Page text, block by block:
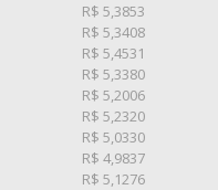
R$ 5,3853
R$ 5,3408
R$ 5,4531
R$ 5,3380
R$ 5,2006
R$ 5,2320
R$ 5,0330
R$ 4,9837
R$ 5,1276